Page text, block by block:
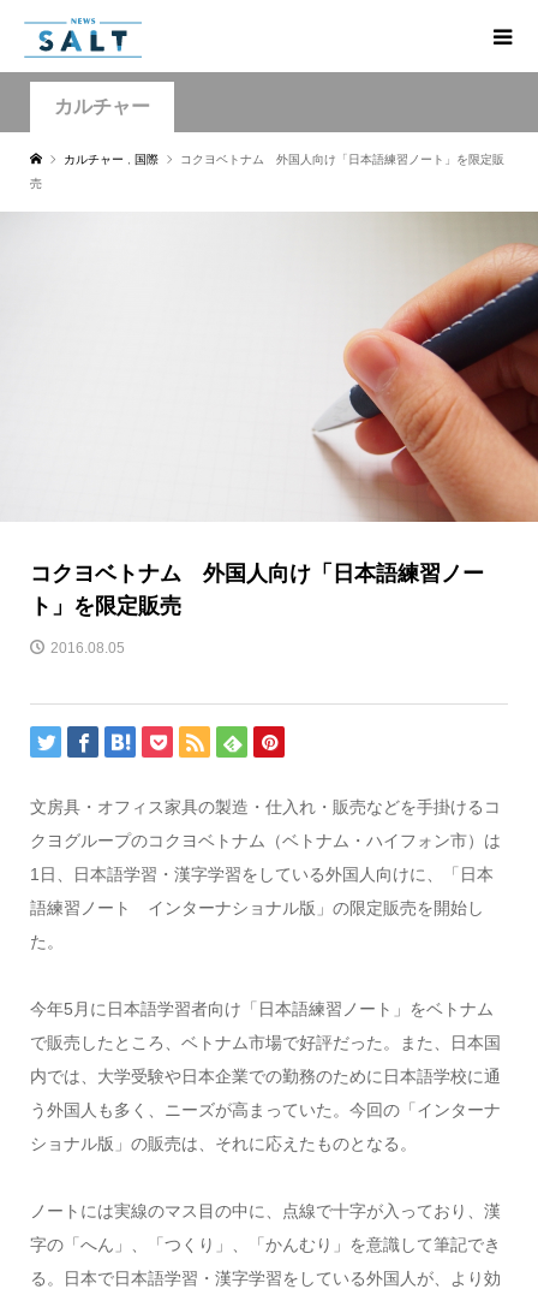
カルチャー
カルチャー 国際
コクヨベトナム 外国人向け「日本語練習ノート」を限定販
売
コクヨベトナム 外国人向け「日本語練習ノー
ト」を限定販売
2016.08.05
文房具・オフィス家具の製造・仕入れ・販売などを手掛けるコ
クヨグループのコクヨベトナム（ベトナム・ハイフォン市）は
1日、日本語学習・漢字学習をしている外国人向けに、「日本
語練習ノート インターナショナル版」の限定販売を開始し
た。
今年5月に日本語学習者向け「日本語練習ノート」をベトナム
で販売したところ、ベトナム市場で好評だった。また、日本国
内では、大学受験や日本企業での勤務のために日本語学校に通
う外国人も多く、ニーズが高まっていた。今回の「インターナ
ショナル版」の販売は、それに応えたものとなる。
ノートには実線のマス目の中に、点線で十字が入っており、漢
字の「へん」、「つくり」、「かんむり」を意識して筆記でき
る。日本で日本語学習・漢字学習をしている外国人が、より効